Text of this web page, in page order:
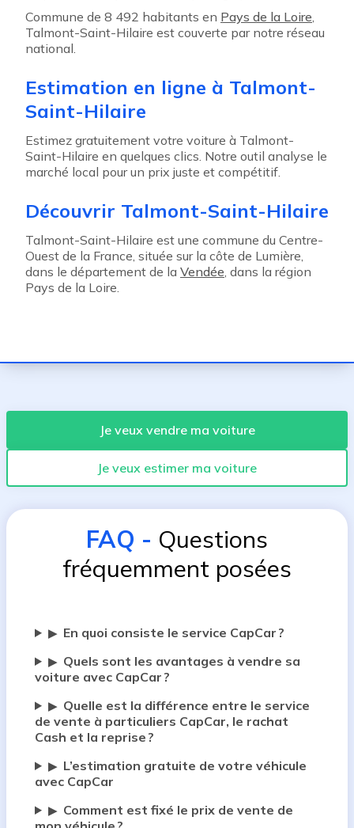
Commune de 8 492 habitants en Pays de la Loire,
Talmont-Saint-Hilaire est couverte par notre réseau
national.
Estimation en ligne à Talmont-
Saint-Hilaire
Estimez gratuitement votre voiture à Talmont-
Saint-Hilaire en quelques clics. Notre outil analyse le
marché local pour un prix juste et compétitif.
Découvrir Talmont-Saint-Hilaire
Talmont-Saint-Hilaire est une commune du Centre-
Ouest de la France, située sur la côte de Lumière,
dans le département de la Vendée, dans la région
Pays de la Loire.
Je veux vendre ma voiture
Je veux estimer ma voiture
FAQ - Questions
fréquemment posées
▶ En quoi consiste le service CapCar ?
▶ Quels sont les avantages à vendre sa
voiture avec CapCar ?
▶ Quelle est la différence entre le service
de vente à particuliers CapCar, le rachat
Cash et la reprise ?
▶ L’estimation gratuite de votre véhicule
avec CapCar
▶ Comment est fixé le prix de vente de